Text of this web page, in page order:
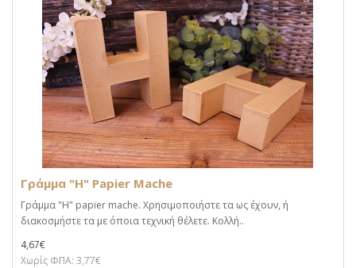
Γράμμα "H" Papier Mache
Γράμμα "H" papier mache. Xρησιμοποιήστε τα ως έχουν, ή
διακοσμήστε τα με όποια τεχνική θέλετε. Κολλή..
4,67€
Χωρίς ΦΠΑ: 3,77€